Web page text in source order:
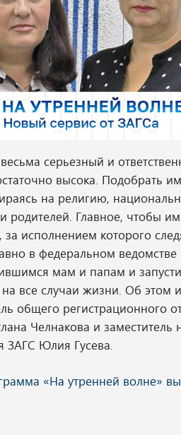
серьезный и
высока. Подобрать
на религию,
родителей. Главное, чтобы
исполнением которого
в федеральном
мам и папам и
на все случаи жизни. Об этом
общего регистрационного
Челнакова и заместитель
ЗАГС Юлия Гусева.